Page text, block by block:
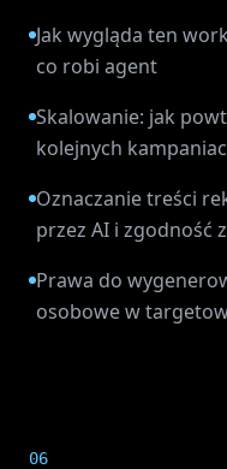
Jak wygląda ten
co robi agent
Skalowanie: jak
kolejnych
Oznaczanie treści
przez AI i zgodność
Prawa do
osobowe w
06